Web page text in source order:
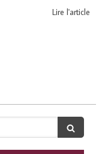
Lire l'article